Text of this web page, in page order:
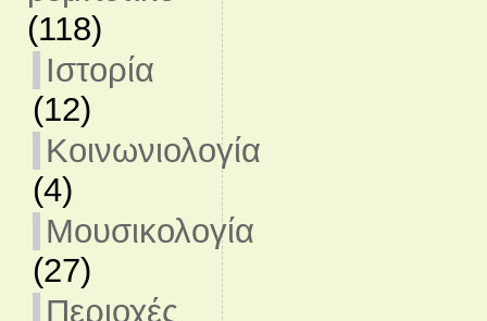
(118)
Ιστορία
(12)
Κοινωνιολογία
(4)
Μουσικολογία
(27)
Περιοχές